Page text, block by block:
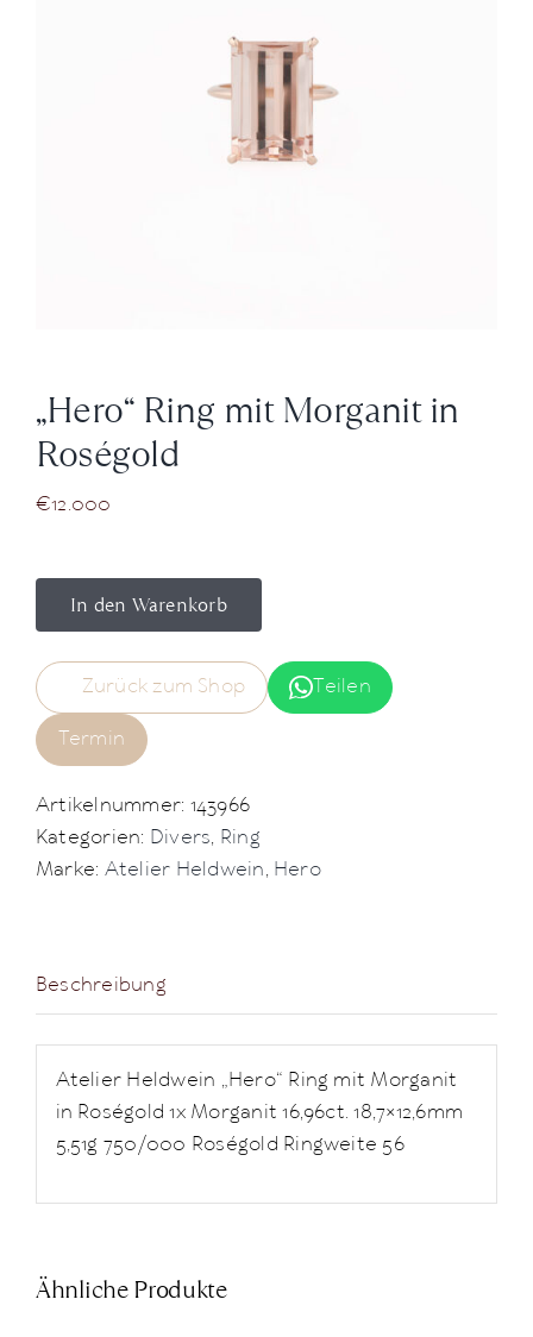
News
Über Uns
„Hero“ Ring mit Morganit in
Roségold
€12.000
In den Warenkorb
Zurück zum Shop
Teilen
Termin
Artikelnummer: 143966
Kategorien: Divers, Ring
Marke: Atelier Heldwein, Hero
Beschreibung
Atelier Heldwein „Hero“ Ring mit Morganit
in Roségold 1x Morganit 16,96ct. 18,7×12,6mm
5,51g 750/000 Roségold Ringweite 56
Ähnliche Produkte